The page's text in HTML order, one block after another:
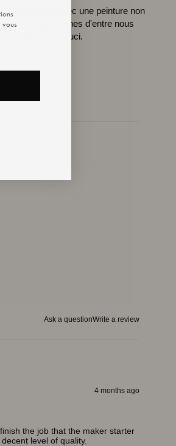
main le sont avec une peinture non
les plus jeunes d'entre nous
utiliser sans souci.
Ask a questionWrite a review
4 months ago
the job that the maker starter
level of quality.
vous